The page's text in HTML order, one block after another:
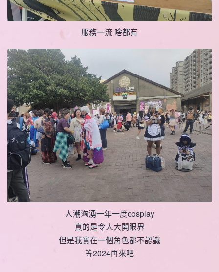
服務一流 啥都有
人潮洶湧一年一度cosplay
真的是令人大開眼界
但是我實在一個角色都不認識
等2024再來吧